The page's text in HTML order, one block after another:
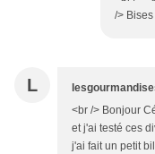
/>
L
<br /> Bonjour
et j'ai testé ces
j'ai fait un petit